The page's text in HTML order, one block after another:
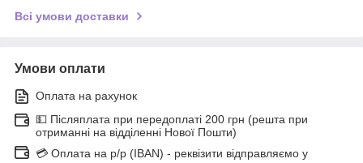
Всі умови доставки
Умови оплати
Оплата на рахунок
💵 Післяплата при передоплаті 200 грн (решта при
отриманні на відділенні Нової Пошти)
💳 Оплата на р/р (IBAN) - реквізити відправляємо у